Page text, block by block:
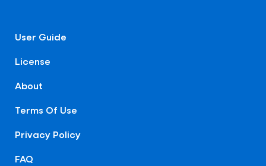
User Guide
License
About
Terms Of Use
Privacy Policy
FAQ